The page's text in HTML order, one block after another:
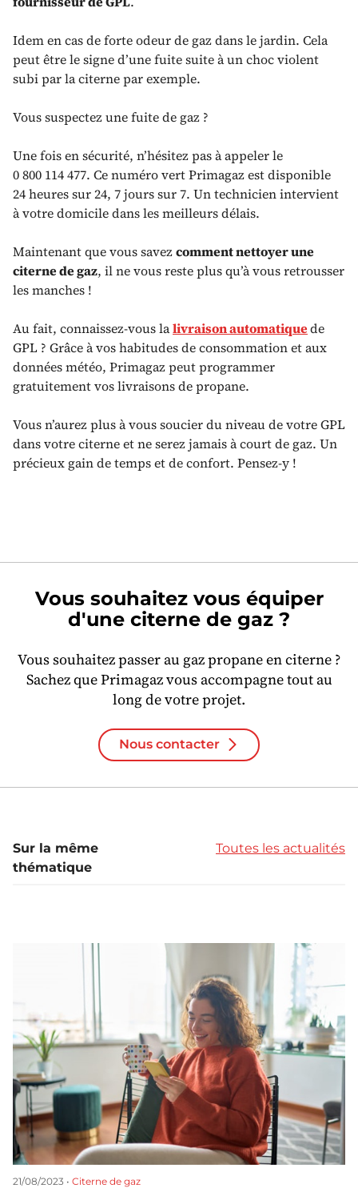
Idem en cas de forte odeur de gaz dans le jardin. Cela
peut être le signe d’une fuite suite à un choc violent
subi par la citerne par exemple.
Vous suspectez une fuite de gaz ?
Une fois en sécurité, n’hésitez pas à appeler le
0 800 114 477. Ce numéro vert Primagaz est disponible
24 heures sur 24, 7 jours sur 7. Un technicien intervient
à votre domicile dans les meilleurs délais.
Maintenant que vous savezcomment nettoyer une
citerne de gaz, il ne vous reste plus qu’à vous retrousser
les manches !
Au fait, connaissez-vous lalivraison automatiquede
GPL ? Grâce à vos habitudes de consommation et aux
données météo, Primagaz peut programmer
gratuitement vos livraisons de propane.
Vous n’aurez plus à vous soucier du niveau de votre GPL
dans votre citerne et ne serez jamais à court de gaz. Un
précieux gain de temps et de confort. Pensez-y !
Vous souhaitez vous équiper
d'une citerne de gaz ?
Vous souhaitez passer au gaz propane en citerne ?
Sachez que Primagaz vous accompagne tout au
long de votre projet.
Nous contacter
Sur la même
thématique
Toutes les actualités
21/08/2023 • Citerne de gaz